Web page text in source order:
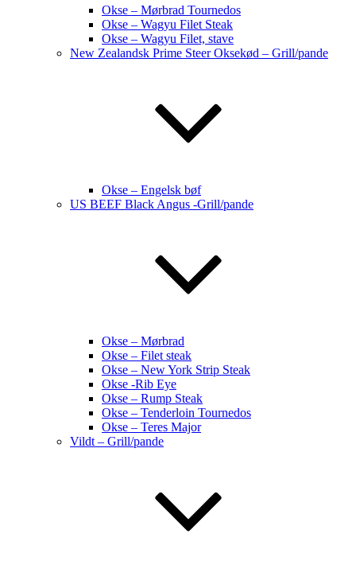
Okse – Mørbrad Tournedos
Okse – Wagyu Filet Steak
Okse – Wagyu Filet, stave
New Zealandsk Prime Steer Oksekød – Grill/pande
Okse – Engelsk bøf
US BEEF Black Angus -Grill/pande
Okse – Mørbrad
Okse – Filet steak
Okse – New York Strip Steak
Okse -Rib Eye
Okse – Rump Steak
Okse – Tenderloin Tournedos
Okse – Teres Major
Vildt – Grill/pande